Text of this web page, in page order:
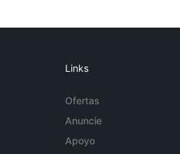
Links
Ofertas
Anuncie
Apoyo